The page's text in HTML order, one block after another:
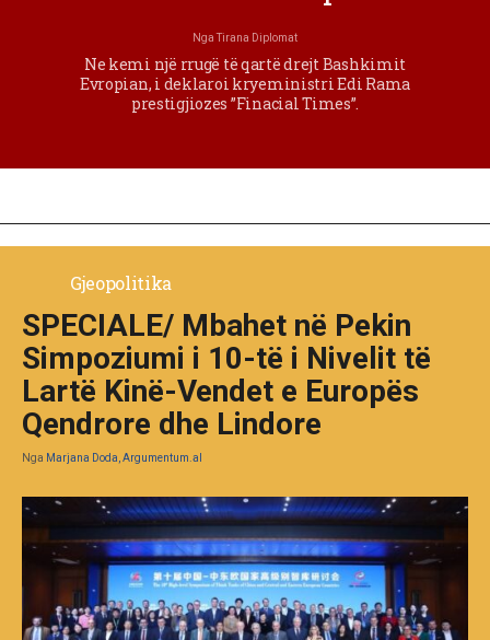
NgaTirana Diplomat
Ne kemi një rrugë të qartë drejt Bashkimit
Evropian, i deklaroi kryeministri Edi Rama
prestigjiozes ”Finacial Times”.
Gjeopolitika
SPECIALE/ Mbahet në Pekin
Simpoziumi i 10-të i Nivelit të
Lartë Kinë-Vendet e Europës
Qendrore dhe Lindore
Nga Marjana Doda, Argumentum.al